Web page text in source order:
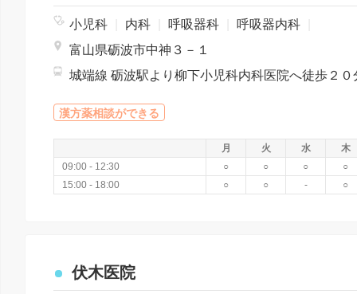
小児科 内科 呼吸器科 呼吸器内科
富山県砺波市中神３－１
城端線 砺波駅より柳下小児科内科医院へ徒歩２０
漢方薬相談ができる
月 火 水
木
09:00 - 12:30
○ ○ ○
○
15:00 - 18:00
○ ○ - ○
伏木医院